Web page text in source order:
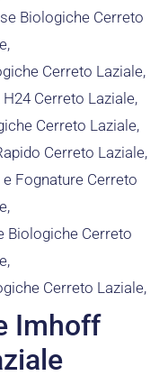
Biologiche Cerreto
Cerreto Laziale,
Cerreto Laziale,
Cerreto Laziale,
Cerreto Laziale,
Fognature Cerreto
Biologiche Cerreto
Cerreto Laziale,
Imhoff